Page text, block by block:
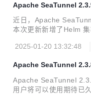
成平台。 以下是本次版
2.3.10版本下载：
closed_book: Release
Apache SeaTunnel
全面提升数据集成能力
近日，Apache
本次更新新增了Helm
行等多个功能更新！ 作
业用户带来了更加全面
载：https://
k: Release Note：
2025-01-20 13:32:48
Apache SeaTunnel
Apache SeaTunnel
用户将可以使用期待已